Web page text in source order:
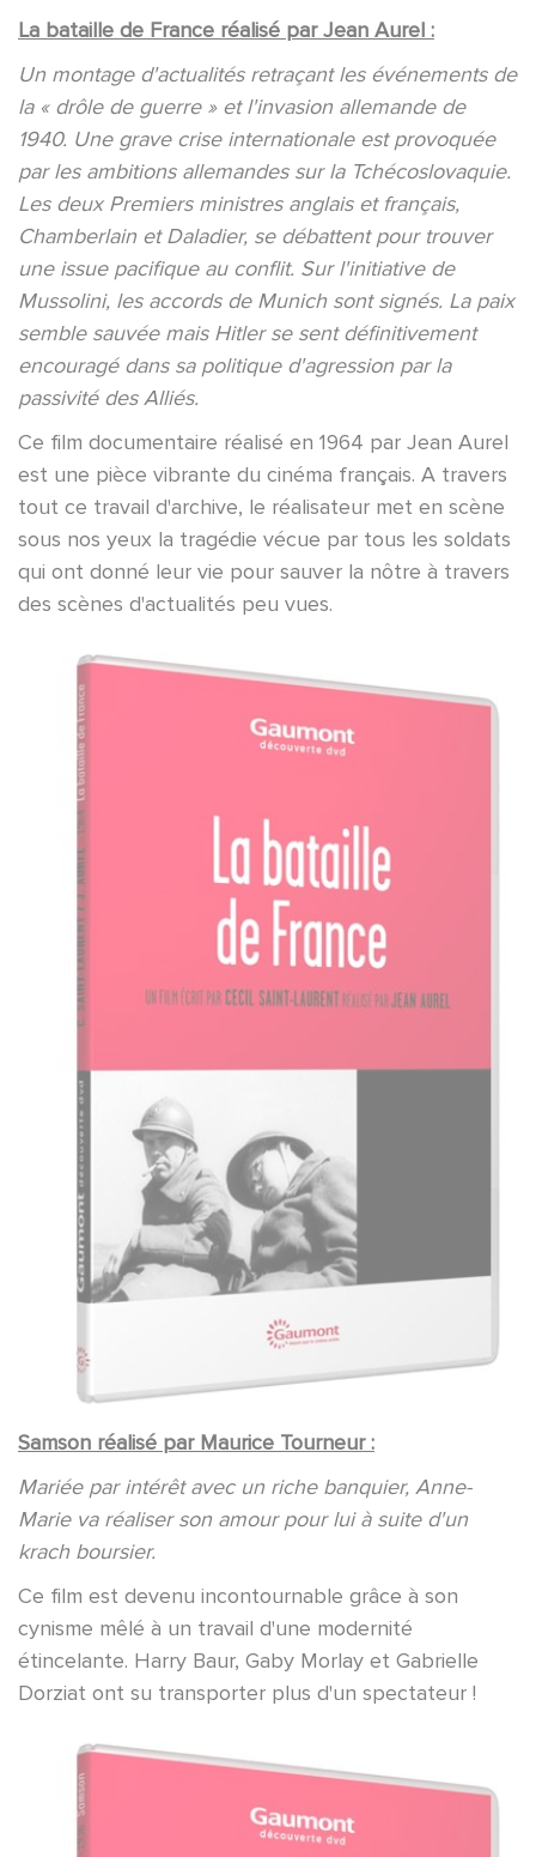
La bataille de France réalisé par Jean Aurel :
Un montage d'actualités retraçant les événements de
la « drôle de guerre » et l'invasion allemande de
1940. Une grave crise internationale est provoquée
par les ambitions allemandes sur la Tchécoslovaquie.
Les deux Premiers ministres anglais et français,
Chamberlain et Daladier, se débattent pour trouver
une issue pacifique au conflit. Sur l'initiative de
Mussolini, les accords de Munich sont signés. La paix
semble sauvée mais Hitler se sent définitivement
encouragé dans sa politique d'agression par la
passivité des Alliés.
Ce film documentaire réalisé en 1964 par Jean Aurel
est une pièce vibrante du cinéma français. A travers
tout ce travail d'archive, le réalisateur met en scène
sous nos yeux la tragédie vécue par tous les soldats
qui ont donné leur vie pour sauver la nôtre à travers
des scènes d'actualités peu vues.
Samson réalisé par Maurice Tourneur :
Mariée par intérêt avec un riche banquier, Anne-
Marie va réaliser son amour pour lui à suite d'un
krach boursier.
Ce film est devenu incontournable grâce à son
cynisme mêlé à un travail d'une modernité
étincelante. Harry Baur, Gaby Morlay et Gabrielle
Dorziat ont su transporter plus d'un spectateur !